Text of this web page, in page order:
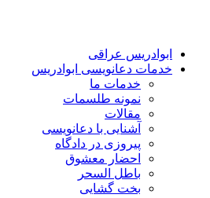
ابوادریس عراقی
خدمات دعانویسی ابوادریس
خدمات ما
نمونه طلسمات
مقالات
آشنایی با دعانویسی
پیروزی در دادگاه
احضار معشوق
باطل السحر
بخت گشایی